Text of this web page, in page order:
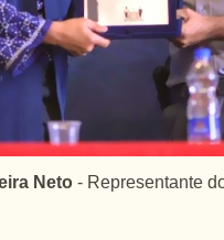
Neto - Representante